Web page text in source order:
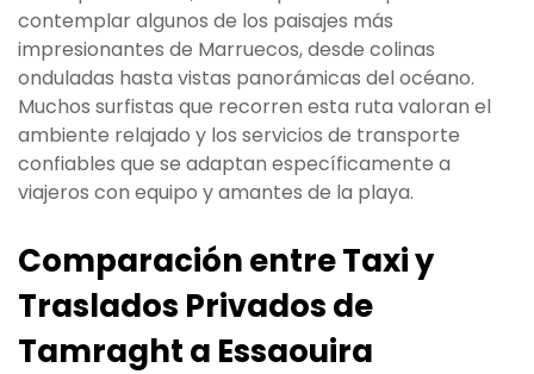
contemplar algunos de los paisajes más
impresionantes de Marruecos, desde colinas
onduladas hasta vistas panorámicas del océano.
Muchos surfistas que recorren esta ruta valoran el
ambiente relajado y los servicios de transporte
confiables que se adaptan específicamente a
viajeros con equipo y amantes de la playa.
Comparación entre Taxi y
Traslados Privados de
Tamraght a Essaouira